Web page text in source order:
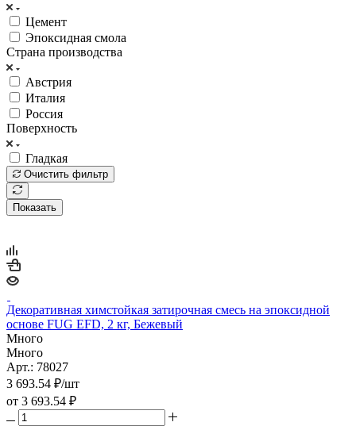
Цемент
Эпоксидная смола
Страна производства
Австрия
Италия
Россия
Поверхность
Гладкая
Очистить фильтр
Показать
Декоративная химстойкая затирочная смесь на эпоксидной
основе FUG EFD, 2 кг, Бежевый
Много
Много
Арт.: 78027
3 693.54 ₽/шт
от 3 693.54 ₽